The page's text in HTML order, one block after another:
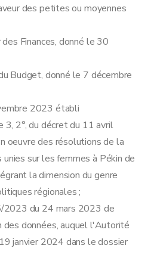
et des sanctions
abrogatoires, transitoires et finales
des petites ou moyennes
Finances, donné le 30
Budget, donné le 7 décembre
2023 établi
2°, du décret du 11 avril
oeuvre des résolutions de la
sur les femmes à Pékin de
la dimension du genre
régionales ;
2023 du 24 mars 2023 de
données, auquel l'Autorité
janvier 2024 dans le dossier